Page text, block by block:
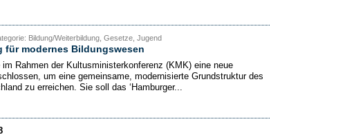
Bildung/Weiterbildung, Gesetze, Jugend
für modernes Bildungswesen
im Rahmen der Kultusministerkonferenz (KMK) eine neue
um eine gemeinsame, modernisierte Grundstruktur des
zu erreichen. Sie soll das ‘Hamburger...